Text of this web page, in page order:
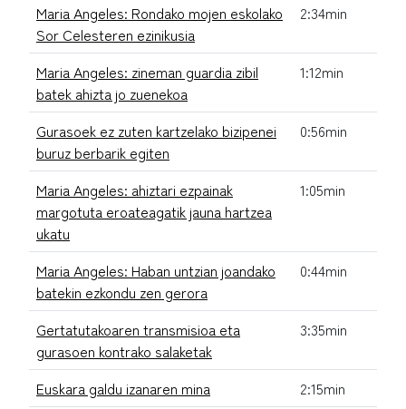
Maria Angeles: Rondako mojen eskolako
Sor Celesteren ezinikusia
2:34min
Maria Angeles: zineman guardia zibil
batek ahizta jo zuenekoa
1:12min
Gurasoek ez zuten kartzelako bizipenei
buruz berbarik egiten
0:56min
Maria Angeles: ahiztari ezpainak
margotuta eroateagatik jauna hartzea
ukatu
1:05min
Maria Angeles: Haban untzian joandako
batekin ezkondu zen gerora
0:44min
Gertatutakoaren transmisioa eta
gurasoen kontrako salaketak
3:35min
Euskara galdu izanaren mina 2:15min